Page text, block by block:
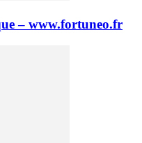
– www.fortuneo.fr